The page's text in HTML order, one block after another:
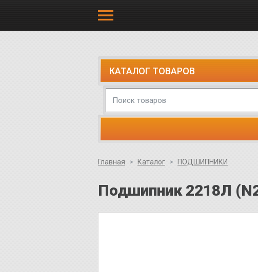
КАТАЛОГ ТОВАРОВ
Главная Каталог ПОДШИПНИКИ
Подшипник 2218Л